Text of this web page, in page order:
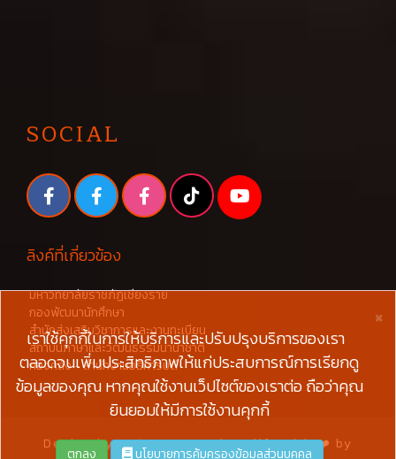
SOCIAL
ลิงค์ที่เกี่ยวข้อง
มหาวิทยาลัยราชภัฏเชียงราย
กองพัฒนานักศึกษา
สำนักส่งเสริมวิชาการและงานทะเบียน
สถาบันภาษาและวัฒนธรรมนานาชาติ
กองคลัง - สำนักงานอธิการบดี
Design byW3layoutsand Modify with ❤️ by
×
เราใช้คุกกี้ในการให้บริการและปรับปรุงบริการของเรา
ตลอดจนเพิ่มประสิทธิภาพให้แก่ประสบการณ์การเรียกดู
ข้อมูลของคุณ หากคุณใช้งานเว็ปไซต์ของเราต่อ ถือว่าคุณ
ยินยอมให้มีการใช้งานคุกกี้
ตกลง นโยบายการคุ้มครองข้อมูลส่วนบุคคล